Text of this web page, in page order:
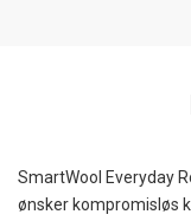
SmartWool Everyday
ønsker kompromisløs